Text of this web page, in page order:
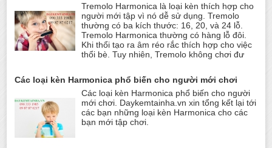
Tremolo Harmonica là loại kèn thích hợp cho
người mới tập vì nó dễ sử dụng. Tremolo
thường có ba kích thước: 16, 20, và 24 lỗ.
Tremolo Harmonica thường có hàng lỗ đôi.
Khi thổi tạo ra âm réo rắc thích hợp cho việc
thổi bè. Tuy nhiên, Tremolo không chơi đư
Các loại kèn Harmonica phổ biến cho người mới chơi
Các loại kèn Harmonica phổ biến cho người
mới chơi. Daykemtainha.vn xin tổng kết lại tới
các bạn những loại kèn Harmonica cho các
bạn mới tập chơi.